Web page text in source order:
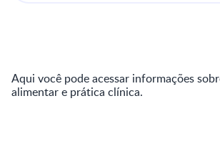
Aqui você pode acessar informações
alimentar e prática clínica.